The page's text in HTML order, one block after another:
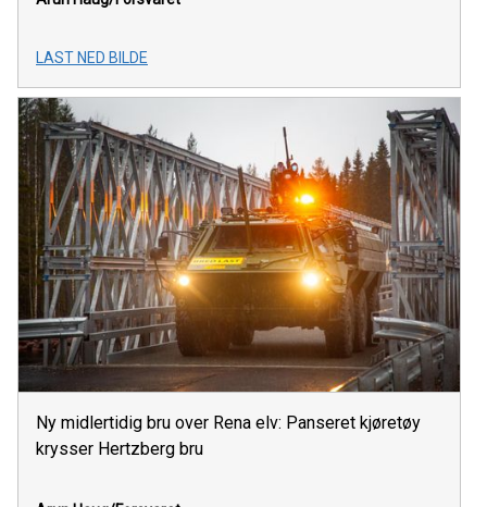
LAST NED BILDE
Ny midlertidig bru over Rena elv: Panseret kjøretøy
krysser Hertzberg bru